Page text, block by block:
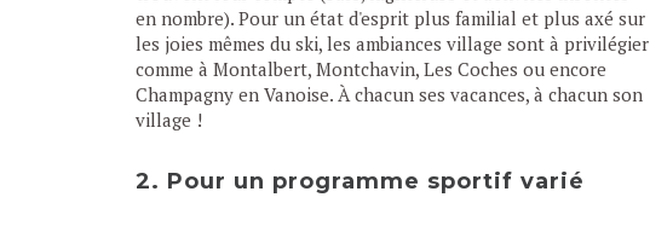
en nombre). Pour un état d'esprit plus familial et plus axé sur
les joies mêmes du ski, les ambiances village sont à privilégier
comme à Montalbert, Montchavin, Les Coches ou encore
Champagny en Vanoise. À chacun ses vacances, à chacun son
village !
2. Pour un programme sportif varié